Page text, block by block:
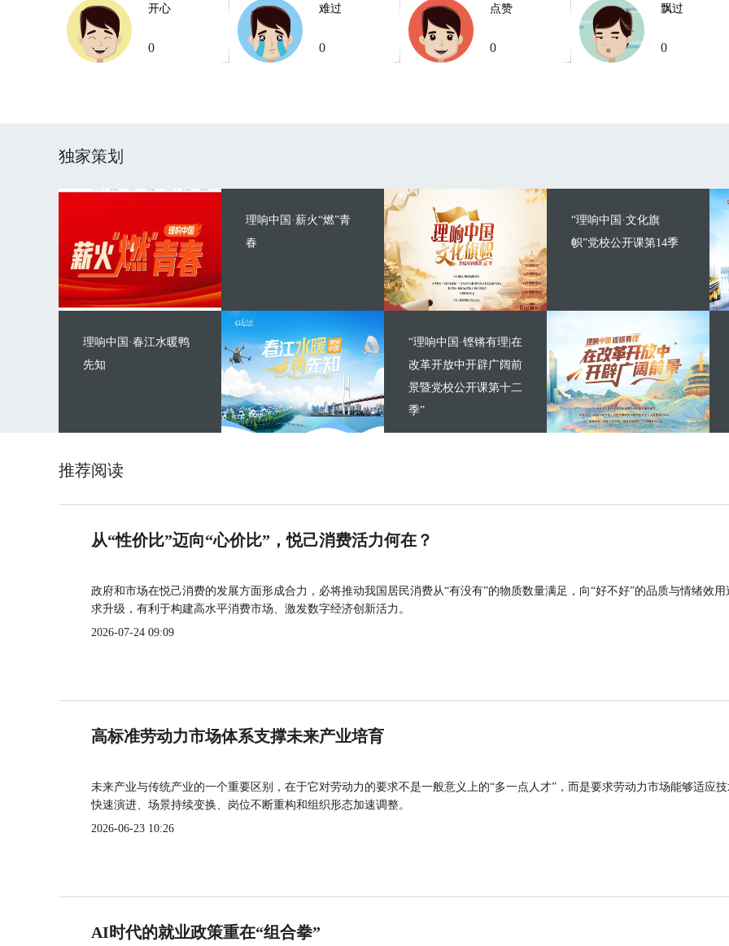
开心
0
难过
0
点赞
0
飘过
0
独家策划
理响中国·薪火“燃”青
春
理响中国·春江水暖鸭
先知
“理响中国·文化旗
帜”党校公开课第14季
“理响中国·铿锵有理|在
改革开放中开辟广阔前
景暨党校公开课第十二
季”
推荐阅读
从“性价比”迈向“心价比”，悦己消费活力何在？
政府和市场在悦己消费的发展方面形成合力，必将推动我国居民消费从“有没有”的物质数量满足，向“好不好”的品质与情绪效用
求升级，有利于构建高水平消费市场、激发数字经济创新活力。
2026-07-24 09:09
高标准劳动力市场体系支撑未来产业培育
未来产业与传统产业的一个重要区别，在于它对劳动力的要求不是一般意义上的“多一点人才”，而是要求劳动力市场能够适应
快速演进、场景持续变换、岗位不断重构和组织形态加速调整。
2026-06-23 10:26
AI时代的就业政策重在“组合拳”